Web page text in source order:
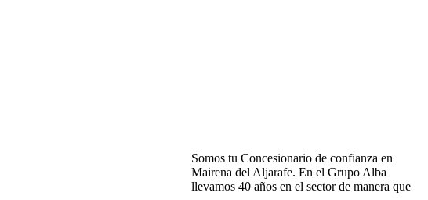
Somos tu Concesionario de confianza en
Mairena del Aljarafe. En el Grupo Alba
llevamos 40 años en el sector de manera que